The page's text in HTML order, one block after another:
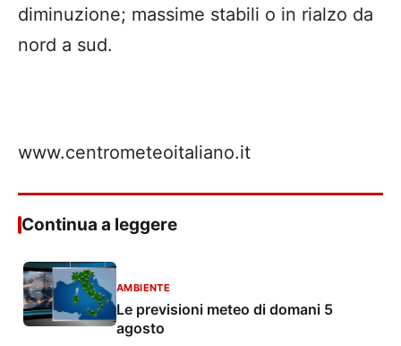
diminuzione; massime stabili o in rialzo da
nord a sud.
www.centrometeoitaliano.it
Continua a leggere
AMBIENTE
Le previsioni meteo di domani 5
agosto